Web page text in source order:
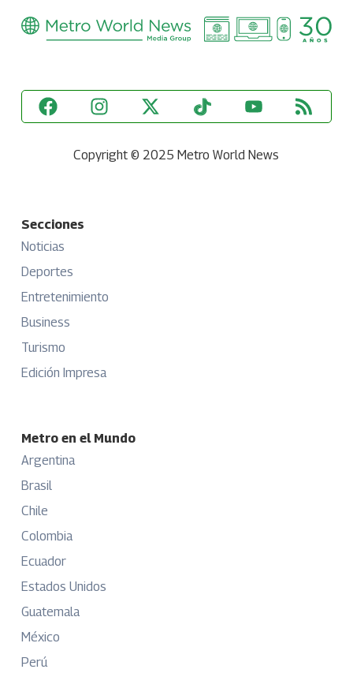
Copyright © 2025 Metro World News
Secciones
Noticias
Deportes
Entretenimiento
Business
Turismo
Edición Impresa
Metro en el Mundo
Argentina
Brasil
Chile
Colombia
Ecuador
Estados Unidos
Guatemala
México
Perú